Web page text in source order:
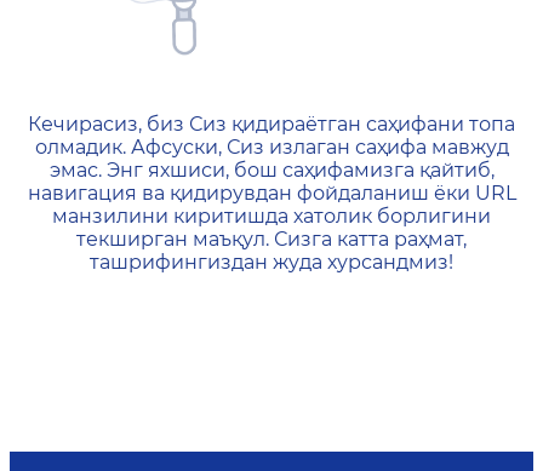
404 — Страница не
Кечирасиз, биз Сиз қидираётган саҳифани топа
олмадик. Афсуски, Сиз излаган саҳифа мавжуд
эмас. Энг яхшиси, бош саҳифамизга қайтиб,
навигация ва қидирувдан фойдаланиш ёки URL
манзилини киритишда хатолик борлигини
текширган маъқул. Сизга катта раҳмат,
ташрифингиздан жуда хурсандмиз!